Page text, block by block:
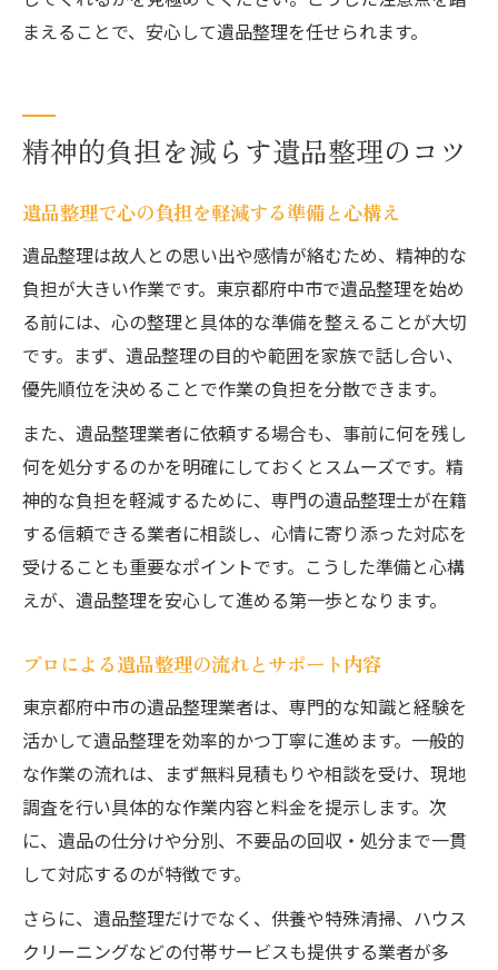
まえることで、安心して遺品整理を任せられます。
精神的負担を減らす遺品整理のコツ
遺品整理で心の負担を軽減する準備と心構え
遺品整理は故人との思い出や感情が絡むため、精神的な
負担が大きい作業です。東京都府中市で遺品整理を始め
る前には、心の整理と具体的な準備を整えることが大切
です。まず、遺品整理の目的や範囲を家族で話し合い、
優先順位を決めることで作業の負担を分散できます。
また、遺品整理業者に依頼する場合も、事前に何を残し
何を処分するのかを明確にしておくとスムーズです。精
神的な負担を軽減するために、専門の遺品整理士が在籍
する信頼できる業者に相談し、心情に寄り添った対応を
受けることも重要なポイントです。こうした準備と心構
えが、遺品整理を安心して進める第一歩となります。
プロによる遺品整理の流れとサポート内容
東京都府中市の遺品整理業者は、専門的な知識と経験を
活かして遺品整理を効率的かつ丁寧に進めます。一般的
な作業の流れは、まず無料見積もりや相談を受け、現地
調査を行い具体的な作業内容と料金を提示します。次
に、遺品の仕分けや分別、不要品の回収・処分まで一貫
して対応するのが特徴です。
さらに、遺品整理だけでなく、供養や特殊清掃、ハウス
クリーニングなどの付帯サービスも提供する業者が多